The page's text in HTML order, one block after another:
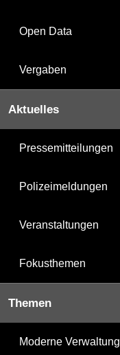
Open Data
Vergaben
Aktuelles
Pressemitteilungen
Polizeimeldungen
Veranstaltungen
Fokusthemen
Themen
Moderne Verwaltung